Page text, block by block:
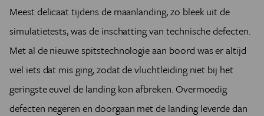
Meest delicaat tijdens de maanlanding, zo bleek uit de
simulatietests, was de inschatting van technische defecten.
Met al de nieuwe spitstechnologie aan boord was er altijd
wel iets dat mis ging, zodat de vluchtleiding niet bij het
geringste euvel de landing kon afbreken. Overmoedig
defecten negeren en doorgaan met de landing leverde dan